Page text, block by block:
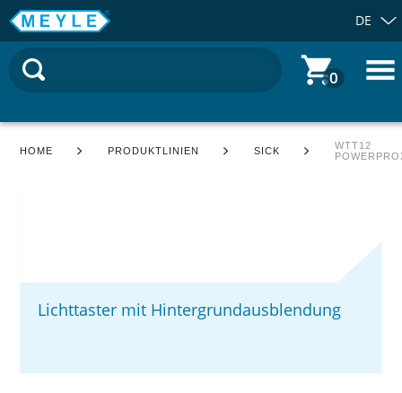
DE
0
HOME PRODUKTLINIEN SICK
WTT12
Lichttaster mit Hintergrundausblendung